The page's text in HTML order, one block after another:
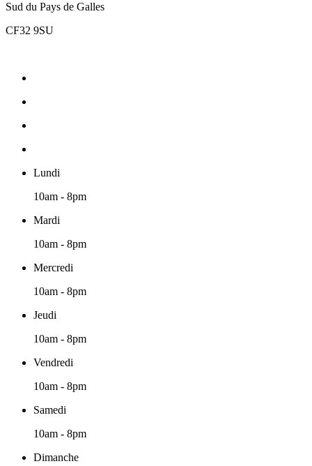
Sud du Pays de Galles
CF32 9SU
Lundi
10am - 8pm
Mardi
10am - 8pm
Mercredi
10am - 8pm
Jeudi
10am - 8pm
Vendredi
10am - 8pm
Samedi
10am - 8pm
Dimanche